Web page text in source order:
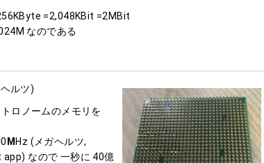
=2,048KBit =2MBit
なのである
ルツ)
ロノームのメモリを
M Hz (メガヘルツ,
なので 一秒に 40億